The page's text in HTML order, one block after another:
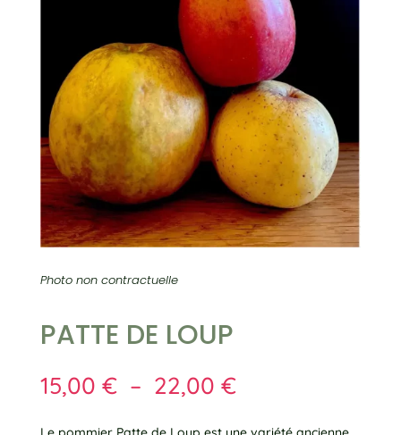
Photo non contractuelle
PATTE DE LOUP
15,00 € – 22,00 €Plage
prix :